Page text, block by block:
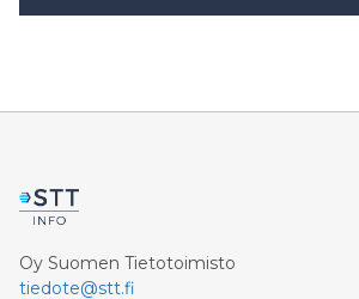
Oy Suomen Tietotoimisto
tiedote@stt.fi